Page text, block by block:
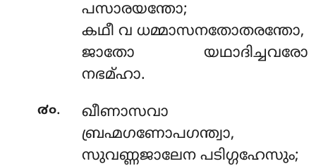
പസാരയന്തോ;
കഥീ വ ധമ്മാസനതോതരന്തോ,
ജാതോ യഥാദിച്ചവരോ
നഭമ്ഹാ.
൪൦.
ഖീണാസവാ
ബ്രഹ്മഗണോപഗന്ത്വാ,
സുവണ്ണജാലേന പടിഗ്ഗഹേസും;